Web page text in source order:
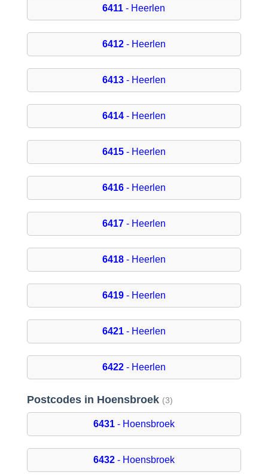
6411 - Heerlen
6412- Heerlen
6413- Heerlen
6414- Heerlen
6415- Heerlen
6416- Heerlen
6417- Heerlen
6418- Heerlen
6419- Heerlen
6421- Heerlen
6422- Heerlen
Postcodes in Hoensbroek (3)
6431- Hoensbroek
6432- Hoensbroek